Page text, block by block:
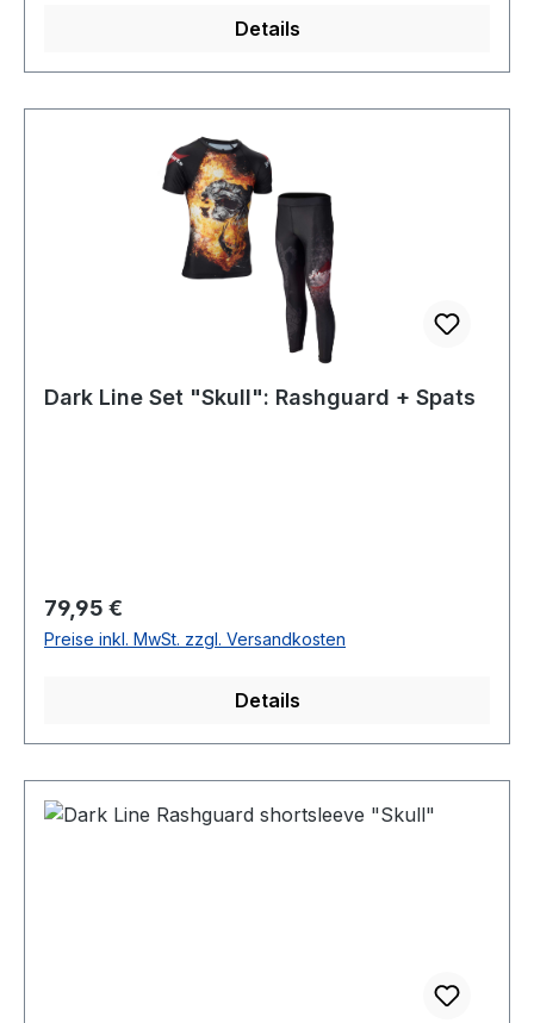
Details
Dark Line Set "Skull": Rashguard + Spats
Regulärer Preis:
79,95 €
Preise inkl. MwSt. zzgl. Versandkosten
Details